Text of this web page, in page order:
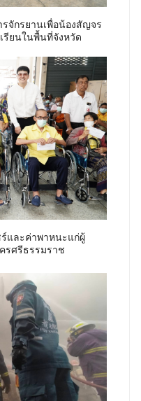
จักรยานเพื่อน้องสัญจร
รียนในพื้นที่จังหวัด
และค่าพาหนะแก่ผู้
รศรีธรรมราช